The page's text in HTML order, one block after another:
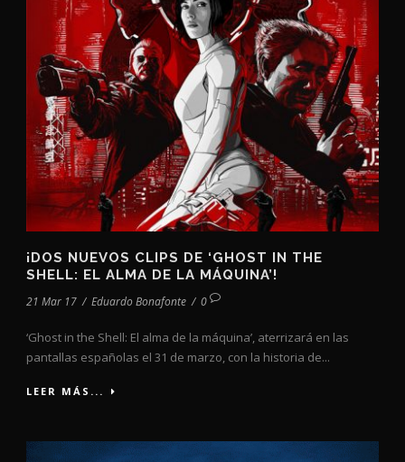
¡DOS NUEVOS CLIPS DE ‘GHOST IN THE
SHELL: EL ALMA DE LA MÁQUINA’!
21 Mar 17 / Eduardo Bonafonte / 0
‘Ghost in the Shell: El alma de la máquina’, aterrizará en las
pantallas españolas el 31 de marzo, con la historia de...
LEER MÁS...